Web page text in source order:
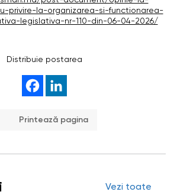
privire-la-organizarea-si-functionarea-
legislativa-nr-110-din-06-04-2026/
Distribuie postarea
Printează pagina
Vezi toate